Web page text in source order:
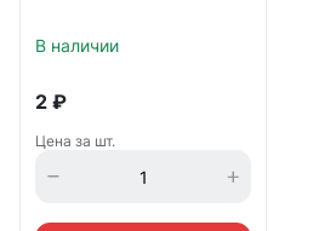
В наличии
2 ₽
Цена за шт.